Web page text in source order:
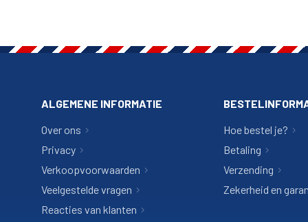
ALGEMENE INFORMATIE
Over ons
Privacy
Verkoopvoorwaarden
Veelgestelde vragen
Reacties van klanten
Hoe bestel je?
Betaling
Verzending
Zekerheid en